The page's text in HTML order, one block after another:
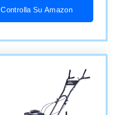
Controlla Su Amazon